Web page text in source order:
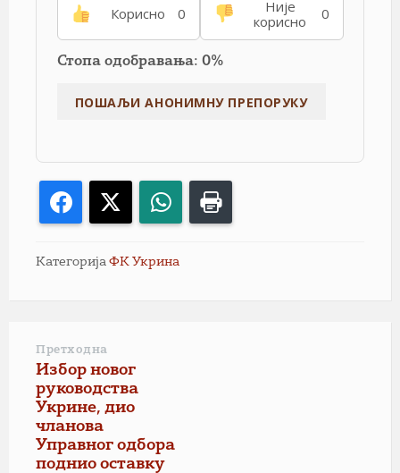
Корисно 0
Није
корисно
0
Стопа одобравања: 0%
Facebook WhatsApp
Категорија ФК Укрина
Претходна
Избор новог
руководства
Укрине, дио
чланова
Управног одбора
поднио оставку